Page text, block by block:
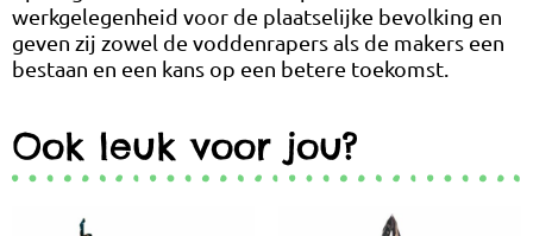
werkgelegenheid voor de plaatselijke bevolking en
geven zij zowel de voddenrapers als de makers een
bestaan en een kans op een betere toekomst.
Ook leuk voor jou?